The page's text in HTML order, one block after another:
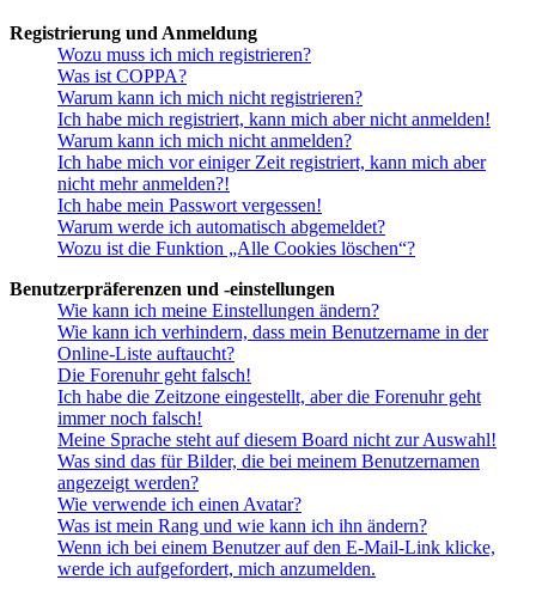
Registrierung und Anmeldung
Wozu muss ich mich registrieren?
Was ist COPPA?
Warum kann ich mich nicht registrieren?
Ich habe mich registriert, kann mich aber nicht anmelden!
Warum kann ich mich nicht anmelden?
Ich habe mich vor einiger Zeit registriert, kann mich aber
nicht mehr anmelden?!
Ich habe mein Passwort vergessen!
Warum werde ich automatisch abgemeldet?
Wozu ist die Funktion „Alle Cookies löschen“?
Benutzerpräferenzen und -einstellungen
Wie kann ich meine Einstellungen ändern?
Wie kann ich verhindern, dass mein Benutzername in der
Online-Liste auftaucht?
Die Forenuhr geht falsch!
Ich habe die Zeitzone eingestellt, aber die Forenuhr geht
immer noch falsch!
Meine Sprache steht auf diesem Board nicht zur Auswahl!
Was sind das für Bilder, die bei meinem Benutzernamen
angezeigt werden?
Wie verwende ich einen Avatar?
Was ist mein Rang und wie kann ich ihn ändern?
Wenn ich bei einem Benutzer auf den E-Mail-Link klicke,
werde ich aufgefordert, mich anzumelden.